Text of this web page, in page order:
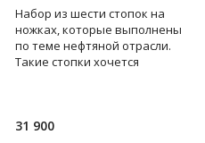
Набор из шести стопок на
ножках, которые выполнены
по теме нефтяной отрасли.
Такие стопки хочется
31 900